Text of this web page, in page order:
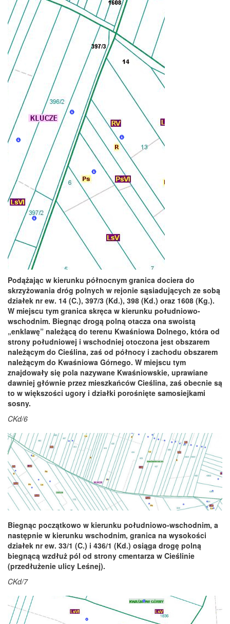
Podążając w kierunku północnym granica dociera do
skrzyżowania dróg polnych w rejonie sąsiadujących ze sobą
działek nr ew. 14 (C.), 397/3 (Kd.), 398 (Kd.) oraz 1608 (Kg.).
W miejscu tym granica skręca w kierunku południowo-
wschodnim. Biegnąc drogą polną otacza ona swoistą
„enklawę” należącą do terenu Kwaśniowa Dolnego, która od
strony południowej i wschodniej otoczona jest obszarem
należącym do Cieślina, zaś od północy i zachodu obszarem
należącym do Kwaśniowa Górnego. W miejscu tym
znajdowały się pola nazywane Kwaśniowskie, uprawiane
dawniej głównie przez mieszkańców Cieślina, zaś obecnie są
to w większości ugory i działki porośnięte samosiejkami
sosny.
CKd/6
Biegnąc początkowo w kierunku południowo-wschodnim, a
następnie w kierunku wschodnim, granica na wysokości
działek nr ew. 33/1 (C.) i 436/1 (Kd.) osiąga drogę polną
biegnącą wzdłuż pól od strony cmentarza w Cieślinie
(przedłużenie ulicy Leśnej).
CKd/7